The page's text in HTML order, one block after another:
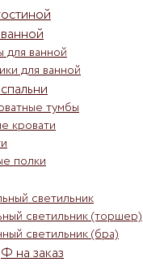
для ванной
для ванной
тумбы
кровати
полки
светильник
светильник (торшер)
светильник (бра)
на заказ